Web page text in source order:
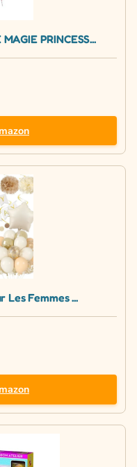
PRINCESS...
Femmes ...